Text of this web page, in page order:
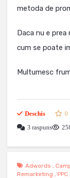
metoda de
Daca nu e
cum se poate
Multumesc
Deschis 0
3 raspuns
Adwords ,
Remarketing , PPC ,